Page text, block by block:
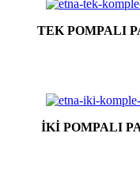
TEK POMPALI
İKİ POMPALI